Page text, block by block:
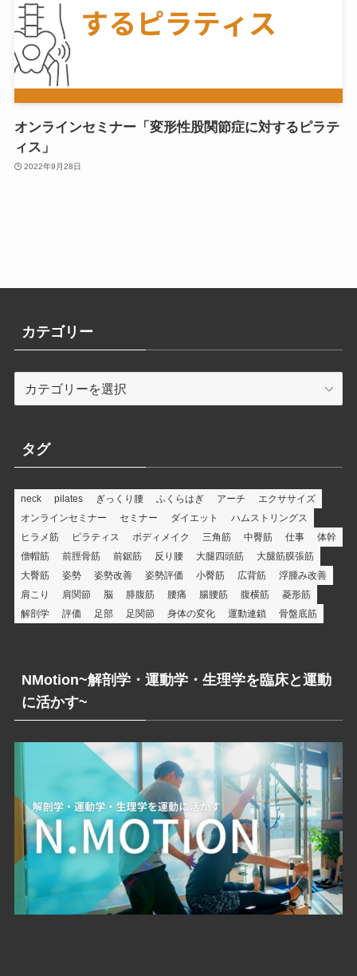
オンラインセミナー「変形性股関節症に対するピラテ
ィス」
2022年9月28日
カテゴリー
テ
ー
タグ
neck pilates ぎっくり腰 ふくらはぎ アーチ
エクササイズ
オンラインセミナー
セミナー ダイエット
ハムストリングス
ヒラメ筋
ピラティス ボディメイク 三角筋 中臀筋 仕事
体幹
僧帽筋
前脛骨筋 前鋸筋 反り腰 大腿四頭筋
大腿筋膜張筋
大臀筋
姿勢 姿勢改善 姿勢評価 小臀筋 広背筋
浮腫み改善
肩こり
肩関節 脳 腓腹筋 腰痛 腸腰筋 腹横筋
菱形筋
解剖学
評価 足部 足関節 身体の変化 運動連鎖 骨盤底筋
NMotion~解剖学・運動学・生理学を臨床と運動
に活かす~